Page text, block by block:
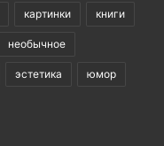
картинки книги
необычное
эстетика юмор